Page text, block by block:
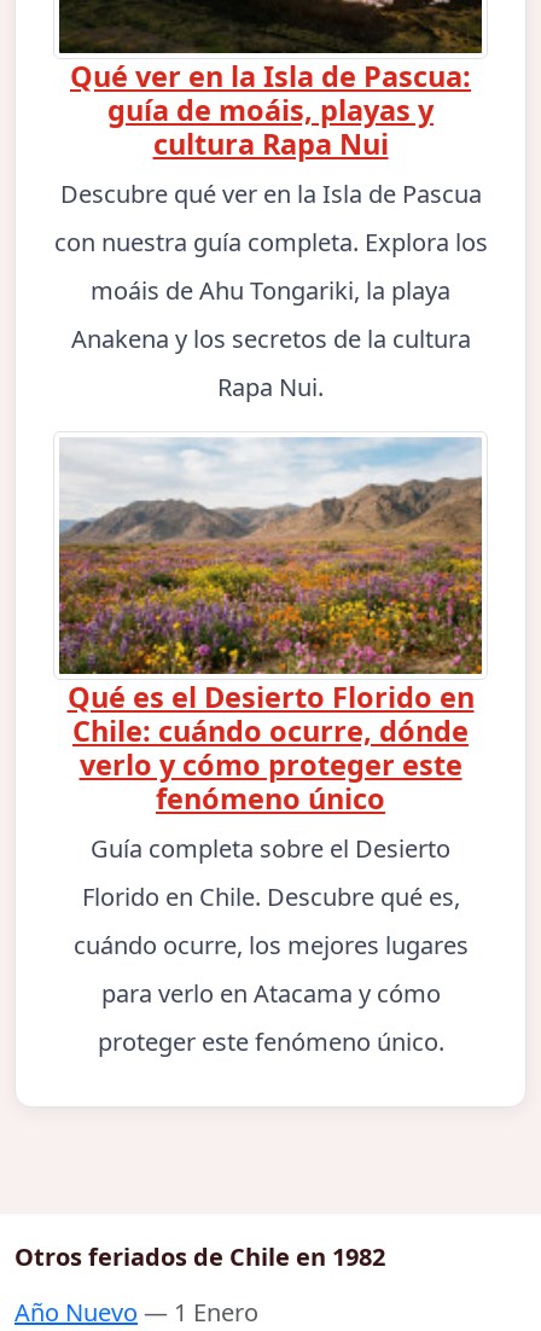
Qué ver en la Isla de Pascua:
guía de moáis, playas y
cultura Rapa Nui
Descubre qué ver en la Isla de Pascua
con nuestra guía completa. Explora los
moáis de Ahu Tongariki, la playa
Anakena y los secretos de la cultura
Rapa Nui.
Qué es el Desierto Florido en
Chile: cuándo ocurre, dónde
verlo y cómo proteger este
fenómeno único
Guía completa sobre el Desierto
Florido en Chile. Descubre qué es,
cuándo ocurre, los mejores lugares
para verlo en Atacama y cómo
proteger este fenómeno único.
Otros feriados de Chile en 1982
Año Nuevo — 1 Enero